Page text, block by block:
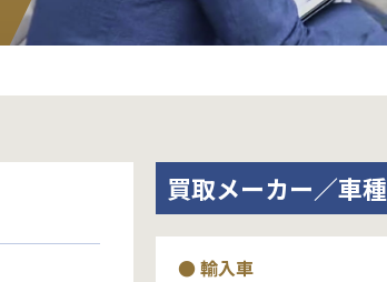
買取メーカー／車種
● 輸入車